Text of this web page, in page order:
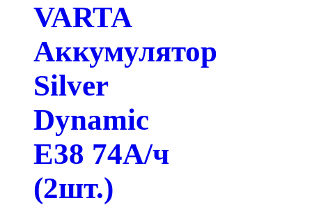
VARTA
Аккумулятор
Silver
Dynamic
E38 74А/ч
(2шт.)